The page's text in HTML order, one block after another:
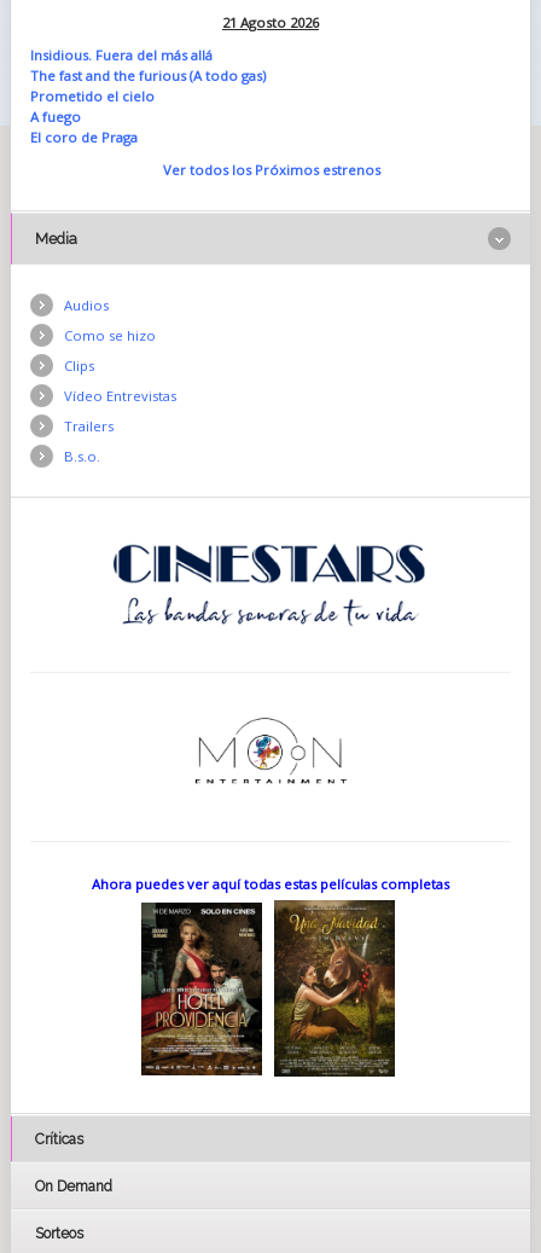
21 Agosto 2026
Insidious. Fuera del más allá
The fast and the furious (A todo gas)
Prometido el cielo
A fuego
El coro de Praga
Ver todos los Próximos estrenos
Media
Audios
Como se hizo
Clips
Vídeo Entrevistas
Trailers
B.s.o.
Ahora puedes ver aquí todas estas películas completas
Críticas
On Demand
Sorteos